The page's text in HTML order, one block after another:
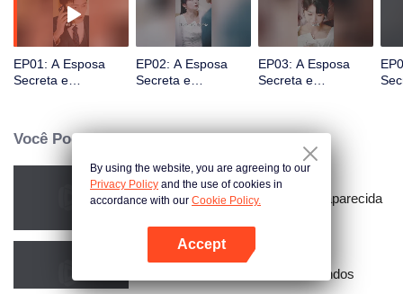
Abra o programa
EP01: A Esposa
Secreta e
EP02: A Esposa
Secreta e
Coreana)
EP03: A Esposa
Secreta e
Coreana)
Você Pode Gostar
Amarrado à Minha Esposa Desaparecida
Ressentimento Através dos Mundos
By using the website, you are agreeing to our
Privacy Policy and the use of cookies in
accordance with our Cookie Policy.
Accept